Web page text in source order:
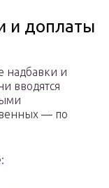
и доплаты
надбавки и
вводятся
— по